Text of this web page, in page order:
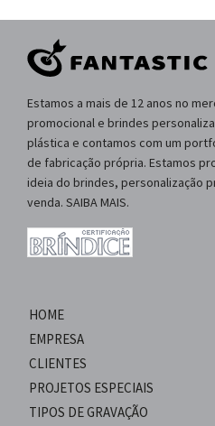
Estamos a mais de 12 anos no
promocional e brindes
plástica e contamos com um
de fabricação própria. Estamos
ideia do brindes, personalização
venda. SAIBA MAIS.
HOME
EMPRESA
CLIENTES
PROJETOS ESPECIAIS
TIPOS DE GRAVAÇÃO